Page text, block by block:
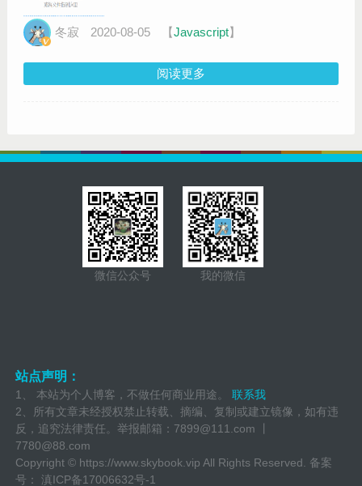
冬寂 2020-08-05 【Javascript】
阅读更多
微信公众号 我的微信
站点声明：
1、 本站为个人博客，不做任何商业用途。
联系我
2、所有文章未经授权禁止转载、摘编、复制或建立镜像，如有违
反，追究法律责任。举报邮箱： 7899@111.com 丨
7780@88.com
Copyright © https://www.skybook.vip All Rights Reserved. 备案
号：
滇ICP备17006632号-1